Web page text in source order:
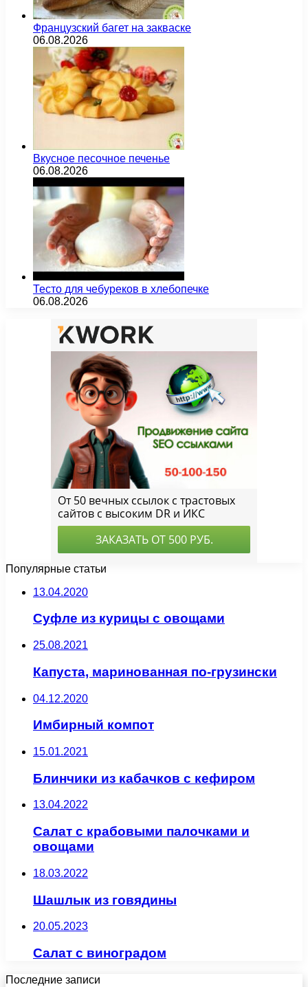
Французский багет на закваске
06.08.2026
Вкусное песочное печенье
06.08.2026
Тесто для чебуреков в хлебопечке
06.08.2026
Популярные статьи
13.04.2020
Суфле из курицы с овощами
25.08.2021
Капуста, маринованная по-грузински
04.12.2020
Имбирный компот
15.01.2021
Блинчики из кабачков с кефиром
13.04.2022
Салат с крабовыми палочками и
овощами
18.03.2022
Шашлык из говядины
20.05.2023
Салат с виноградом
Последние записи